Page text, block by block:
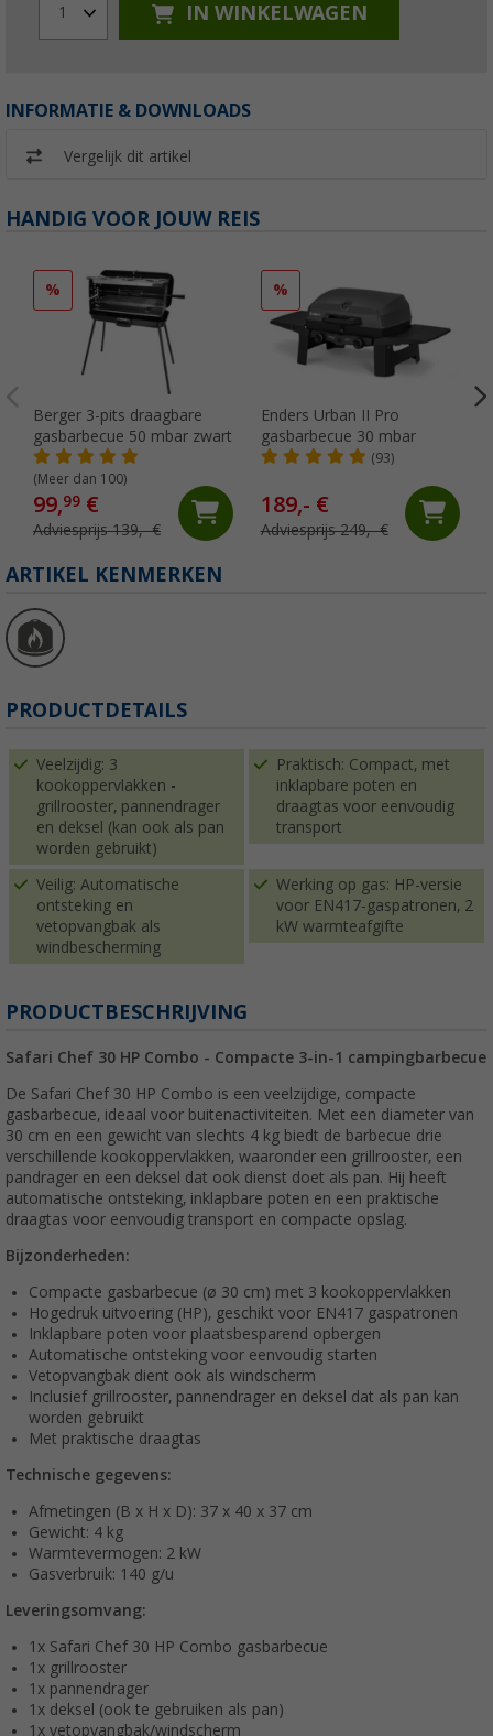
1 IN WINKELWAGEN
INFORMATIE & DOWNLOADS
Vergelijk dit artikel
HANDIG VOOR JOUW REIS
%
Berger 3-pits draagbare
gasbarbecue 50 mbar zwart
(Meer dan 100)
99,99 €
Adviesprijs 139,- €
%
Enders Urban II Pro
gasbarbecue 30 mbar
(93)
189,- €
Adviesprijs 249,- €
ARTIKEL KENMERKEN
PRODUCTDETAILS
Veelzijdig: 3
kookoppervlakken -
grillrooster, pannendrager
en deksel (kan ook als pan
worden gebruikt)
Praktisch: Compact, met
inklapbare poten en
draagtas voor eenvoudig
transport
Veilig: Automatische
ontsteking en
vetopvangbak als
windbescherming
Werking op gas: HP-versie
voor EN417-gaspatronen, 2
kW warmteafgifte
PRODUCTBESCHRIJVING
Safari Chef 30 HP Combo - Compacte 3-in-1 campingbarbecue
De Safari Chef 30 HP Combo is een veelzijdige, compacte
gasbarbecue, ideaal voor buitenactiviteiten. Met een diameter van
30 cm en een gewicht van slechts 4 kg biedt de barbecue drie
verschillende kookoppervlakken, waaronder een grillrooster, een
pandrager en een deksel dat ook dienst doet als pan. Hij heeft
automatische ontsteking, inklapbare poten en een praktische
draagtas voor eenvoudig transport en compacte opslag.
Bijzonderheden:
Compacte gasbarbecue (ø 30 cm) met 3 kookoppervlakken
Hogedruk uitvoering (HP), geschikt voor EN417 gaspatronen
Inklapbare poten voor plaatsbesparend opbergen
Automatische ontsteking voor eenvoudig starten
Vetopvangbak dient ook als windscherm
Inclusief grillrooster, pannendrager en deksel dat als pan kan
worden gebruikt
Met praktische draagtas
Technische gegevens:
Afmetingen (B x H x D): 37 x 40 x 37 cm
Gewicht: 4 kg
Warmtevermogen: 2 kW
Gasverbruik: 140 g/u
Leveringsomvang:
1x Safari Chef 30 HP Combo gasbarbecue
1x grillrooster
1x pannendrager
1x deksel (ook te gebruiken als pan)
1x vetopvangbak/windscherm